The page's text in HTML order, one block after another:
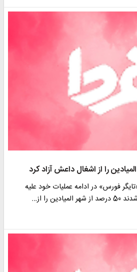
را از اشغال داعش آزاد کرد
فورس» در ادامه عملیات خود علیه
را از…